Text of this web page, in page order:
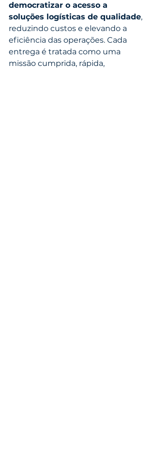
democratizar o acesso a
soluções logísticas de qualidade,
reduzindo custos e elevando a
eficiência das operações. Cada
entrega é tratada como uma
missão cumprida, rápida,